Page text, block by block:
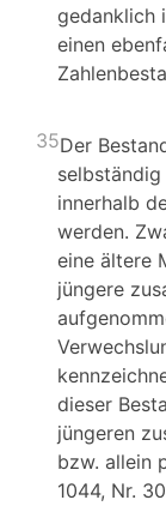
gedanklich
einen
35Der
innerhalb
werden.
eine ältere
jüngere
dieser
jüngeren
bzw. allein
1044, Nr.